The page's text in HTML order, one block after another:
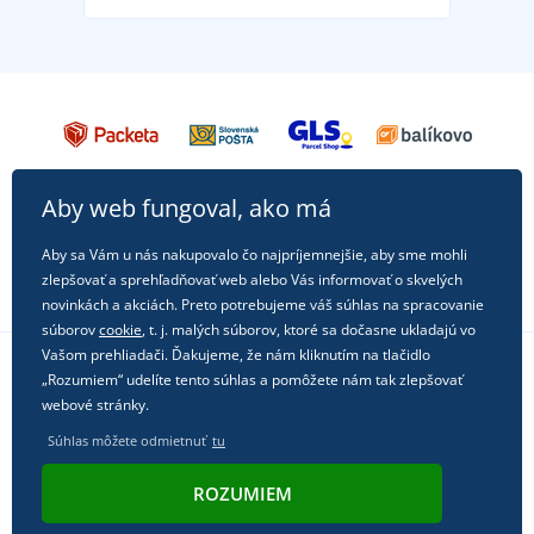
Sledujte nás na sociálnych sieťach
Aby web fungoval, ako má
Aby sa Vám u nás nakupovalo čo najpríjemnejšie, aby sme mohli
zlepšovať a sprehľadňovať web alebo Vás informovať o skvelých
novinkách a akciách. Preto potrebujeme váš súhlas na spracovanie
súborovcookie, t. j. malých súborov, ktoré sa dočasne ukladajú vo
Vašom prehliadači. Ďakujeme, že nám kliknutím na tlačidlo
„Rozumiem“ udelíte tento súhlas a pomôžete nám tak zlepšovať
webové stránky.
Súhlas môžete odmietnuť tu
ROZUMIEM